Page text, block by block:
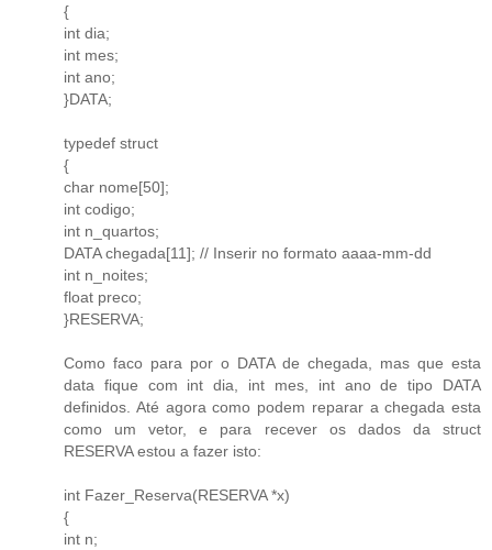
{
int dia;
int mes;
int ano;
}DATA;
typedef struct
{
char nome[50];
int codigo;
int n_quartos;
DATA chegada[11]; // Inserir no formato aaaa-mm-dd
int n_noites;
float preco;
}RESERVA;
Como faco para por o DATA de chegada, mas que esta
data fique com int dia, int mes, int ano de tipo DATA
definidos. Até agora como podem reparar a chegada esta
como um vetor, e para recever os dados da struct
RESERVA estou a fazer isto:
int Fazer_Reserva(RESERVA *x)
{
int n;